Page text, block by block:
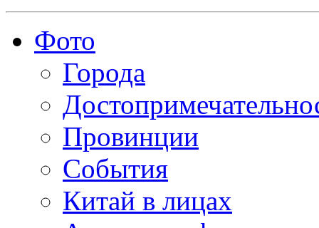
Фото
Города
Провинции
События
Китай в лицах